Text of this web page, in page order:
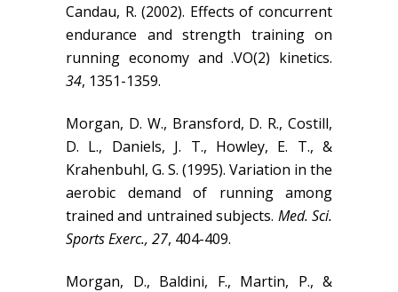
Candau, R. (2002). Effects of concurrent
endurance and strength training on
running economy and .VO(2) kinetics.
34, 1351-1359.
Morgan, D. W., Bransford, D. R., Costill,
D. L., Daniels, J. T., Howley, E. T., &
Krahenbuhl, G. S. (1995). Variation in the
aerobic demand of running among
trained and untrained subjects. Med. Sci.
Sports Exerc., 27, 404-409.
Morgan, D., Baldini, F., Martin, P., &